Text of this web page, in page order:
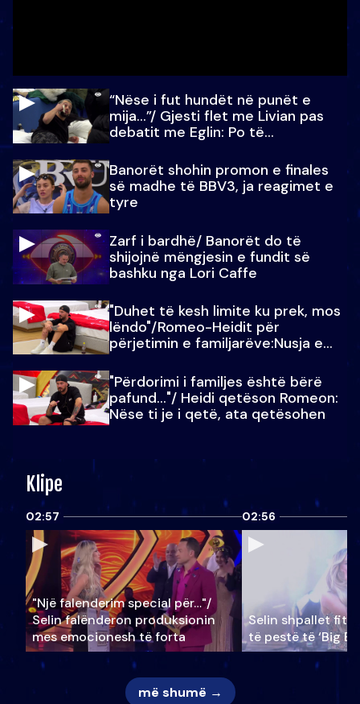
“Nëse i fut hundët në punët e
mija…”/ Gjesti flet me Livian pas
debatit me Eglin: Po të
Banorët shohin promon e finales
së madhe të BBV3, ja reagimet e
tyre
Zarf i bardhë/ Banorët do të
shijojnë mëngjesin e fundit së
bashku nga Lori Caffe
"Duhet të kesh limite ku prek, mos
lëndo"/Romeo-Heidit për
përjetimin e familjarëve:Nusja e
"Përdorimi i familjes është bërë
pafund…"/ Heidi qetëson Romeon:
Nëse ti je i qetë, ata qetësohen
Klipe
02:57
"Një falenderim special për…"/
Selin falënderon produksionin
mes emocionesh të forta
02:56
Selin shpallet
të pestë të ‘Big
më shumë →